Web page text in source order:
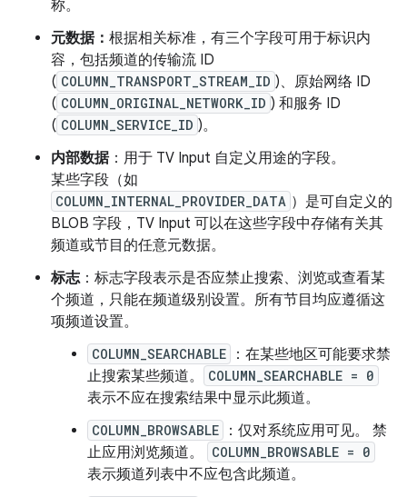
称。
元数据： 根据相关标准，有三个字段可用于标识内
容，包括频道的传输流 ID
( COLUMN_TRANSPORT_STREAM_ID )、原始网络 ID
( COLUMN_ORIGINAL_NETWORK_ID ) 和服务 ID
( COLUMN_SERVICE_ID )。
内部数据：用于 TV Input 自定义用途的字段。
某些字段（如
COLUMN_INTERNAL_PROVIDER_DATA ）是可自定义的
BLOB 字段，TV Input 可以在这些字段中存储有关其
频道或节目的任意元数据。
标志：标志字段表示是否应禁止搜索、浏览或查看某
个频道，只能在频道级别设置。所有节目均应遵循这
项频道设置。
COLUMN_SEARCHABLE
：在某些地区可能要求禁
止搜索某些频道。
COLUMN_SEARCHABLE = 0
表示不应在搜索结果中显示此频道。
COLUMN_BROWSABLE
：仅对系统应用可见。 禁
止应用浏览频道。
COLUMN_BROWSABLE = 0
表示频道列表中不应包含此频道。